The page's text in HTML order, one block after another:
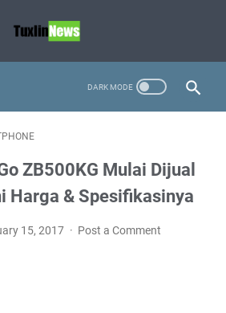
ZB500KG Mulai Dijual
Harga & Spesifikasinya
15, 2017 Post a Comment